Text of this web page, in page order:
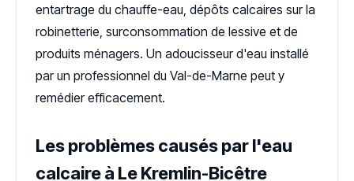
entartrage du chauffe-eau, dépôts calcaires sur la
robinetterie, surconsommation de lessive et de
produits ménagers. Un adoucisseur d'eau installé
par un professionnel du Val-de-Marne peut y
remédier efficacement.
Les problèmes causés par l'eau
calcaire à Le Kremlin-Bicêtre